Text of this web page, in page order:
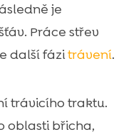
je
Práce střev
další fázitrávení.
trávicího traktu.
oblasti břicha,